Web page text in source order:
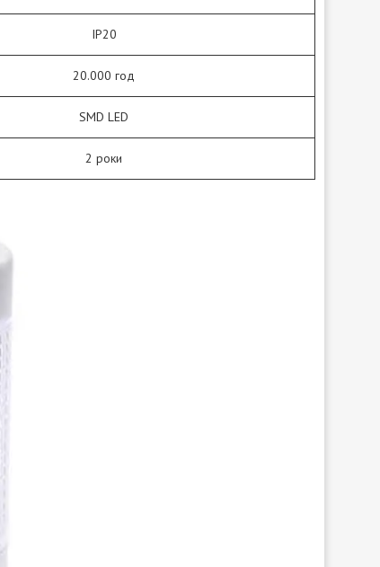
IP20
20.000 год
SMD LED
2 роки